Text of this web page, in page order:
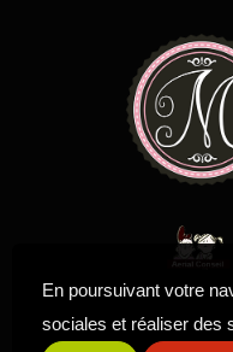
En poursuivant votre
sociales et réaliser des